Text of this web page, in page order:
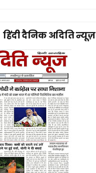
हिंदी दैनिक अदिति न्यूज़